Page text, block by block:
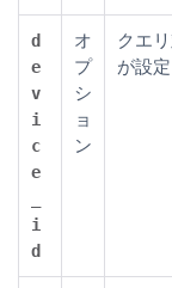
d
e
v
i
c
e
i
d
オ
プ
シ
ョ
ン
クエ
が設